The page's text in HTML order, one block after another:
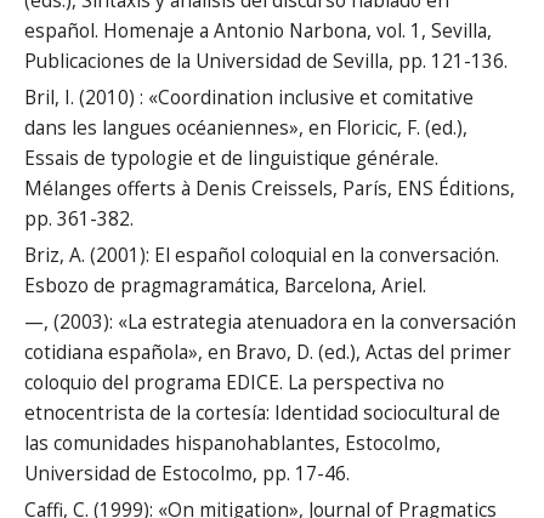
español. Homenaje a Antonio Narbona, vol. 1, Sevilla,
Publicaciones de la Universidad de Sevilla, pp. 121-136.
Bril, I. (2010) : «Coordination inclusive et comitative
dans les langues océaniennes», en Floricic, F. (ed.),
Essais de typologie et de linguistique générale.
Mélanges offerts à Denis Creissels, París, ENS Éditions,
pp. 361-382.
Briz, A. (2001): El español coloquial en la conversación.
Esbozo de pragmagramática, Barcelona, Ariel.
—, (2003): «La estrategia atenuadora en la conversación
cotidiana española», en Bravo, D. (ed.), Actas del primer
coloquio del programa EDICE. La perspectiva no
etnocentrista de la cortesía: Identidad sociocultural de
las comunidades hispanohablantes, Estocolmo,
Universidad de Estocolmo, pp. 17-46.
Caffi, C. (1999): «On mitigation», Journal of Pragmatics